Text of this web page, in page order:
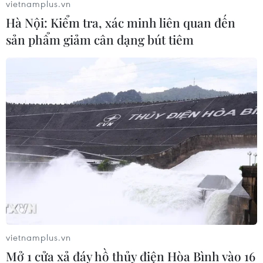
03/08/2026 07:22
Tàu chiến Hàn Quốc giành danh
hiệu 'Top Gun trên biển' tại RIMPAC
03/08/2026 06:34
Động đất Nhật Bản: Nghĩa cử
của 5 công dân Việt Nam từ lời kể
người trong cuộc
Nhật Bản-Mỹ xác nhận can thiệp thị
trường ngoại hối để hỗ trợ đồng yen
vietnamplus.vn
Hà Nội: Kiểm tra, xác minh liên quan đến
sản phẩm giảm cân dạng bút tiêm
vietnamplus.vn
Mở 1 cửa xả đáy hồ thủy điện Hòa Bình vào 16